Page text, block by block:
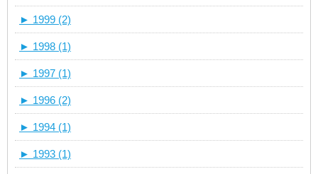
► 1999 (2)
► 1998 (1)
► 1997 (1)
► 1996 (2)
► 1994 (1)
► 1993 (1)